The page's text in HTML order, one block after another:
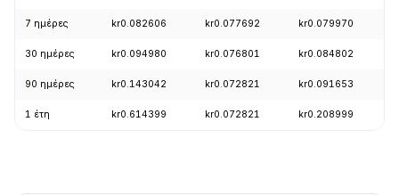
7 ημέρες kr0.082606 kr0.077692 kr0.079970
30 ημέρες kr0.094980 kr0.076801 kr0.084802
90 ημέρες kr0.143042 kr0.072821 kr0.091653
1 έτη kr0.614399 kr0.072821 kr0.208999